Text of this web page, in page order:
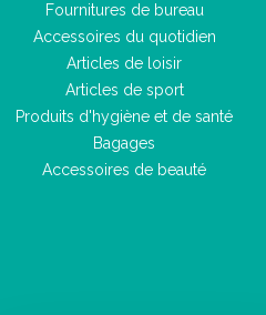
Fournitures de bureau
Accessoires du quotidien
Articles de loisir
Articles de sport
Produits d'hygiène et de santé
Bagages
Accessoires de beauté